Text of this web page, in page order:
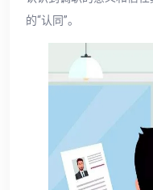
的“认同”。